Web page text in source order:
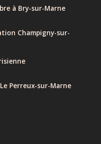
à Bry-sur-Marne
Champigny-sur-
Perreux-sur-Marne